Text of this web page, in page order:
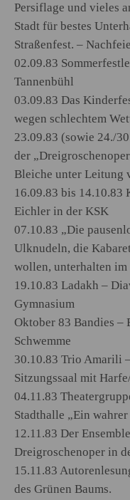
Persiflage und vieles
Stadt für bestes
Straßenfest. –
02.09.83
Tannenbühl
03.09.83 Das
wegen schlechtem
23.09.83 (sowie 24./
der
Bleiche unter Leitung
16.09.83 bis 14.10.83
Eichler in der KSK
07.10.83 „Die
Ulknudeln, die
wollen, unterhalten im
19.10.83 Ladakh –
Gymnasium
Oktober 83 Bandies –
Schwemme
30.10.83 Trio Amarili
Sitzungssaal mit
04.11.83
Stadthalle „Ein
12.11.83 Der
Dreigroschenoper in
15.11.83
des Grünen Baums.